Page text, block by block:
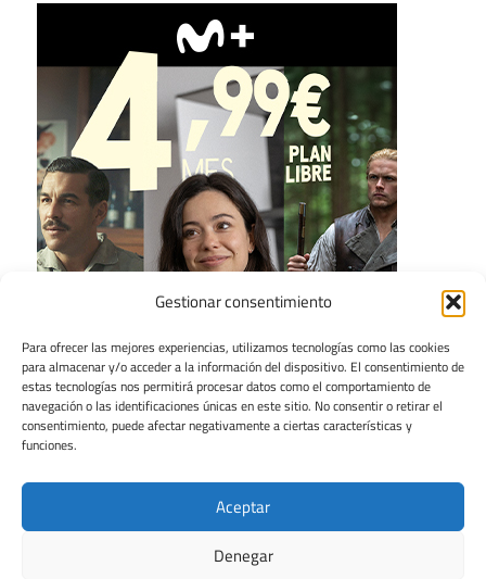
Gestionar consentimiento
Para ofrecer las mejores experiencias, utilizamos tecnologías como las cookies
para almacenar y/o acceder a la información del dispositivo. El consentimiento de
estas tecnologías nos permitirá procesar datos como el comportamiento de
navegación o las identificaciones únicas en este sitio. No consentir o retirar el
consentimiento, puede afectar negativamente a ciertas características y
funciones.
Aceptar
Denegar